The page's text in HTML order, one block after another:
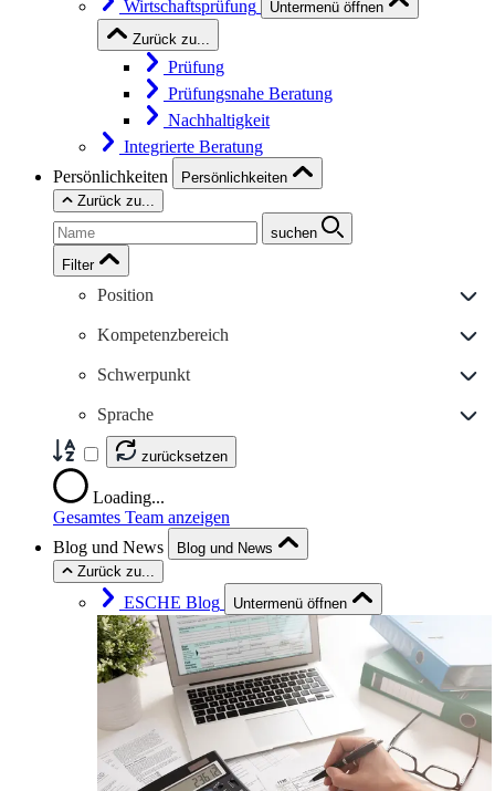
Wirtschaftsprüfung
Untermenü öffnen
Zurück zu...
Prüfung
Prüfungsnahe Beratung
Nachhaltigkeit
Integrierte Beratung
Persönlichkeiten
Persönlichkeiten
Zurück zu...
suchen
Filter
Position
Kompetenzbereich
Schwerpunkt
Sprache
zurücksetzen
Loading...
Gesamtes Team anzeigen
Blog und News
Blog und News
Zurück zu...
ESCHE Blog Untermenü öffnen